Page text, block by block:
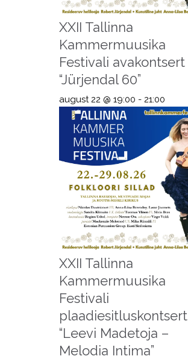
XXII Tallinna
Kammermuusika
Festivali avakontsert
“Jürjendal 60”
august 22 @ 19:00 - 21:00
XXII Tallinna
Kammermuusika
Festivali
plaadiesitluskontsert
“Leevi Madetoja –
Melodia Intima”